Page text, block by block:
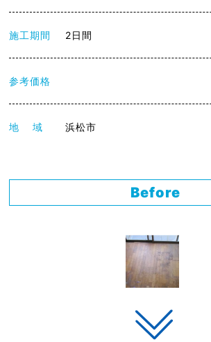
施工期間 2日間
参考価格
地 域 浜松市
Before